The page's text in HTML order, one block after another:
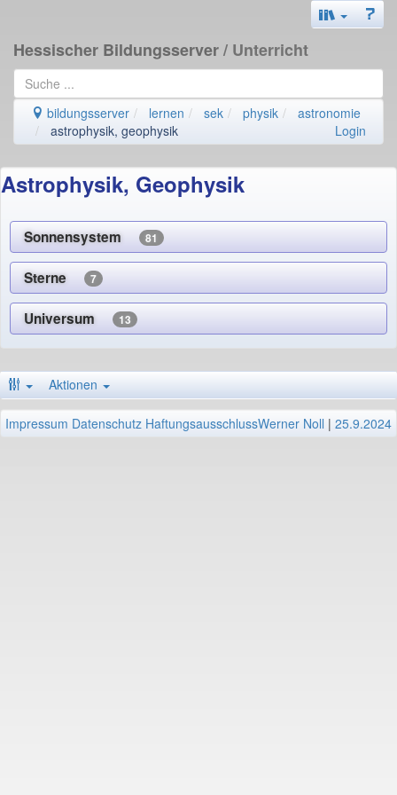
Hessischer Bildungsserver/ Unterricht
bildungsserver lernen sek physik
astronomie
astrophysik, geophysik
Login
Astrophysik, Geophysik
Sonnensystem 81
Sterne 7
Universum 13
Aktionen
Impressum Datenschutz HaftungsausschlussWerner Noll | 25.9.2024